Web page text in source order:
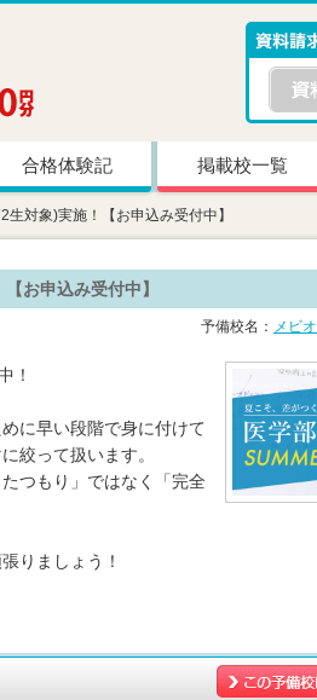
合格体験記 掲載校一覧
生対象)実施！【お申込み受付中】
お申込み受付中】
予備校名： メビオ
！
に早い段階で身に付けて
絞って扱います。
つもり」ではなく「完全
りましょう！